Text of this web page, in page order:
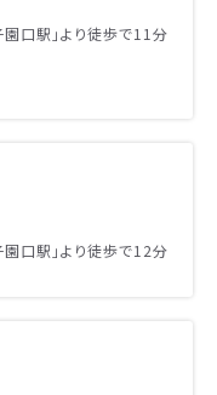
口駅」より徒歩で11分
口駅」より徒歩で12分